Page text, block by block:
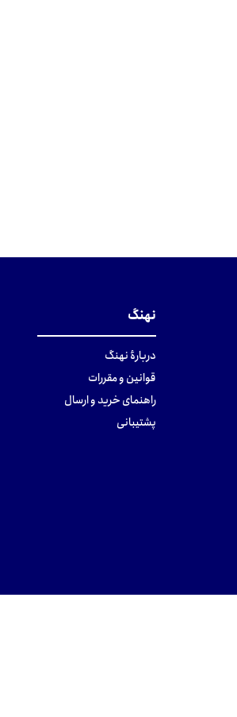
نهنگ
دربارهٔ نهنگ
قوانین و مقررات
راهنمای خرید و ارسال
پشتیبانی